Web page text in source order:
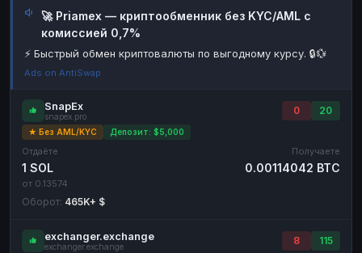
Наличные USD
Наличные
Наличные
🚀 Priamex — криптообменник без KYC/AML с
комиссией 0,7%
⚡ Быстрый обмен криптовалюты по выгодному курсу. 🔒💱
Ads on AntiSwap
SnapEx
snapex.pro
0 20
★ Без AML/KYC Депозит: $5,000
Отдаёте
1 SOL
от 0.13574
Получаете
0.00114042 BTC
Оборот: 465K+ $
exchanger.exchange
exchanger.exchange
8 115